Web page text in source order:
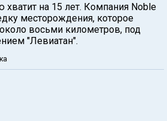
хватит на 15 лет. Компания Noble
месторождения, которое
около восьми километров, под
"Левиатан".